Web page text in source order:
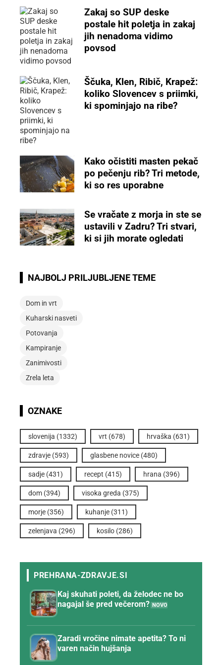
Zakaj so SUP deske
postale hit poletja in zakaj
jih nenadoma vidimo
povsod
Ščuka, Klen, Ribič, Krapež:
koliko Slovencev s priimki,
ki spominjajo na ribe?
Kako očistiti masten pekač
po pečenju rib? Tri metode,
ki so res uporabne
Se vračate z morja in ste se
ustavili v Zadru? Tri stvari,
ki si jih morate ogledati
NAJBOLJ PRILJUBLJENE TEME
Dom in vrt
Kuharski nasveti
Potovanja
Kampiranje
Zanimivosti
Zrela leta
OZNAKE
slovenija (1332) vrt (678) hrvaška (631)
zdravje (593) glasbene novice (480)
sadje (431) recept (415) hrana (396)
dom (394) visoka greda (375)
morje (356) kuhanje (311)
zelenjava (296) kosilo (286)
Kaj skuhati poleti, da želodec ne bo
nagajal še pred večerom?
Zaradi vročine nimate apetita? To ni
varen način hujšanja